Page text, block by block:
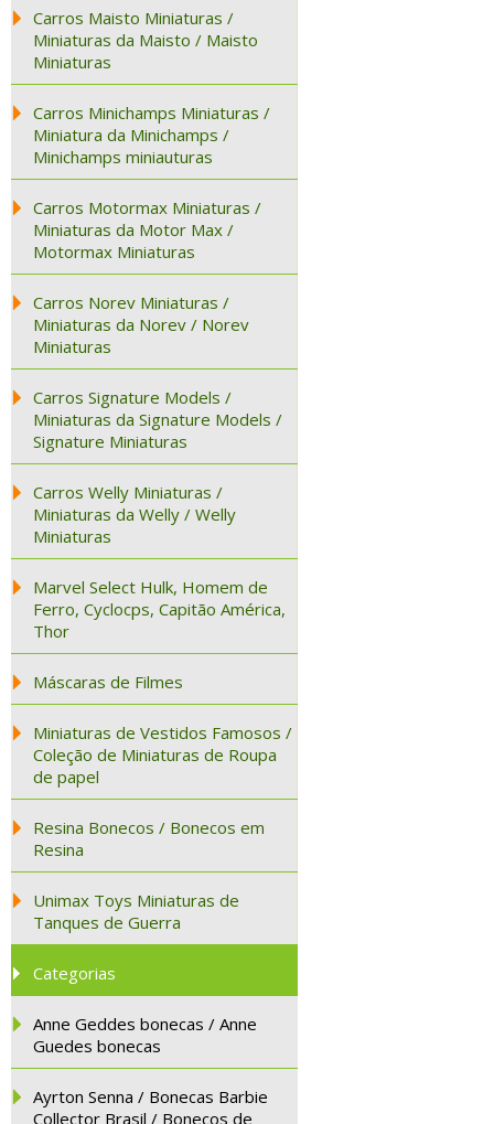
Carros Maisto Miniaturas /
Miniaturas da Maisto / Maisto
Miniaturas
Carros Minichamps Miniaturas /
Miniatura da Minichamps /
Minichamps miniauturas
Carros Motormax Miniaturas /
Miniaturas da Motor Max /
Motormax Miniaturas
Carros Norev Miniaturas /
Miniaturas da Norev / Norev
Miniaturas
Carros Signature Models /
Miniaturas da Signature Models /
Signature Miniaturas
Carros Welly Miniaturas /
Miniaturas da Welly / Welly
Miniaturas
Marvel Select Hulk, Homem de
Ferro, Cyclocps, Capitão América,
Thor
Máscaras de Filmes
Miniaturas de Vestidos Famosos /
Coleção de Miniaturas de Roupa
de papel
Resina Bonecos / Bonecos em
Resina
Unimax Toys Miniaturas de
Tanques de Guerra
Categorias
Anne Geddes bonecas / Anne
Guedes bonecas
Ayrton Senna / Bonecas Barbie
Collector Brasil / Bonecos de